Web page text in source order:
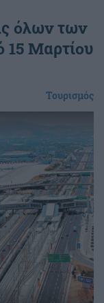
όλων των
15 Μαρτίου
Τουρισμός